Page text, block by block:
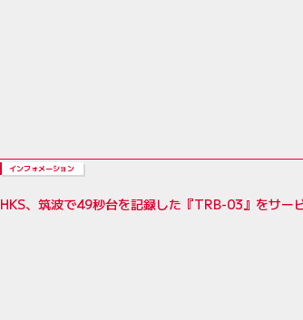
インフォメーション
HKS、筑波で49秒台を記録した『TRB-03』をサー